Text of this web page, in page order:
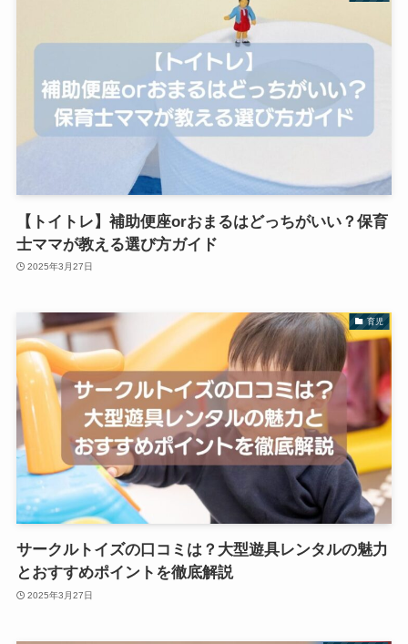
【トイトレ】補助便座orおまるはどっちがいい？保育
士ママが教える選び方ガイド
2025年3月27日
育児
サークルトイズの口コミは？大型遊具レンタルの魅力
とおすすめポイントを徹底解説
2025年3月27日